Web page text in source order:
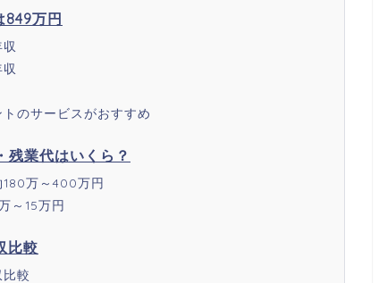
849万円
のサービスがおすすめ
残業代はいくら？
180万～400万円
～15万円
比較
較